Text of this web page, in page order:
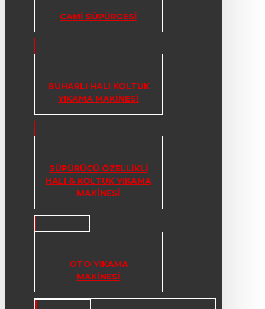
CAMI SÜPÜRGESI
BUHARLI HALI KOLTUK
YIKAMA MAKINESI
SÜPÜRÜCÜ ÖZELLIKLI
HALI & KOLTUK YIKAMA
MAKINESI
OTO YIKAMA
MAKINESI